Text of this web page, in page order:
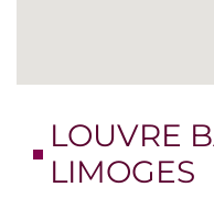
LOUVRE
LIMOGES